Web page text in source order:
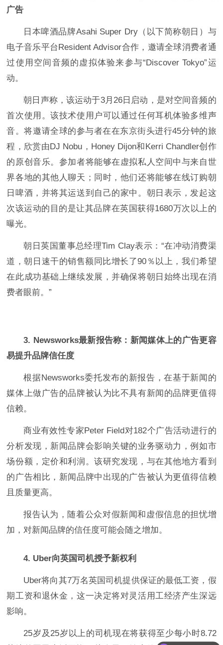
广告
日本啤酒品牌Asahi Super Dry（以下简称朝日）与
电子音乐平台Resident Advisor合作，邀请全球消费者通
过使用空间音频的虚拟体验来参与“Discover Tokyo”运
动。
朝日声称，该运动于3月26日启动，是对空间音频的
首次使用。该技术使用户可以通过任何耳机体验多维声
音。将邀请全球的参与者在在东京街头进行45分钟的旅
程，欣赏由DJ Nobu，Honey Dijon和Kerri Chandler创作
的原创音乐。参加者将能够在虚拟私人空间中与来自世
界各地的其他人聊天；同时，他们还将能够在线订购朝
日啤酒，并将其运送到自己的家中。朝日表示，发起这
次该运动的目的是让其品牌在英国获得1680万次以上的
曝光。
朝日英国董事总经理Tim Clay表示：“在冲动消费渠
道，朝日速干的销售额同比增长了90％以上，我们希望
在此成功基础上继续发展，并确保将朝日始终出现在消
费者眼前。”
3. Newsworks最新报告称：新闻媒体上的广告更容
易提升品牌信任度
根据Newsworks委托发布的新报告，在基于新闻的
媒体上做广告的品牌被认为比不具有新闻的品牌更值得
信赖。
商业有效性专家Peter Field对182个广告活动进行的
分析发现，新闻品牌会影响关键的业务驱动力，例如市
场份额，定价和利润。该研究发现，与在其他地方看到
的广告相比，新闻品牌中出现的广告被认为更值得信赖
且质量更高。
报告认为，随着公众对假新闻和虚假信息的担忧增
加，对新闻品牌的信任度可能会随之增加。
4. Uber向英国司机授予新权利
Uber将向其7万名英国司机提供保证的最低工资，假
期工资和退休金，这一决定将对灵活用工经济产生深远
影响。
25岁及25岁以上的司机现在将获得至少每小时8.72